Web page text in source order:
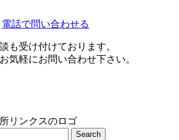
電話で問い合わせる
も受け付けております。
気軽にお問い合わせ下さい。
Search